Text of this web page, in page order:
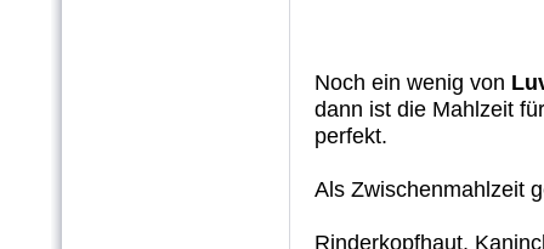
Noch ein wenig von
dann ist die Mahlzeit
perfekt.
Als Zwischenmahlzeit
Rinderkopfhaut,